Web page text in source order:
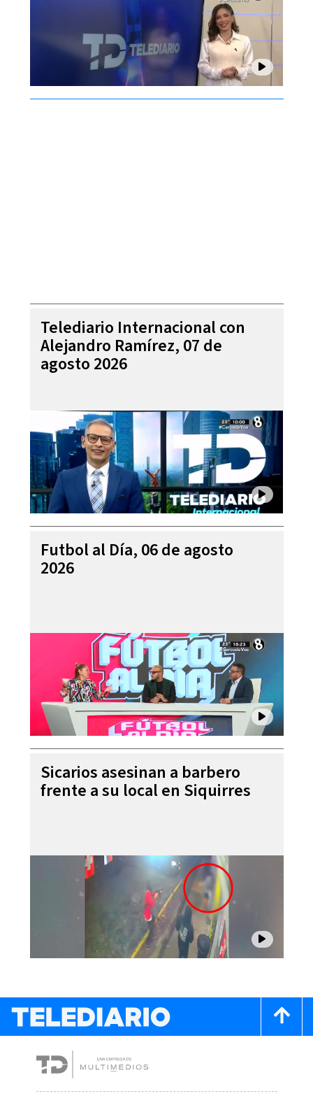
Telediario Internacional con
Alejandro Ramírez, 07 de
agosto 2026
Futbol al Día, 06 de agosto
2026
Sicarios asesinan a barbero
frente a su local en Siquirres